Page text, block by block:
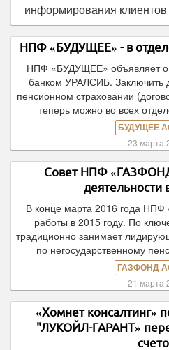
информирования
НПФ «БУДУЩЕЕ» - в
НПФ «БУДУЩЕЕ» объявляет о
банком УРАЛСИБ. Заключить
пенсионном страховании
теперь можно во всех
БУДУЩЕЕ
23 марта
Совет НПФ
деятельности
В конце марта 2016 года
работы в 2015 году. По
традиционно занимает
по негосударственному
ГАЗФОНД
21 марта
«Хомнет консалтинг»
"ЛУКОЙЛ-ГАРАНТ»